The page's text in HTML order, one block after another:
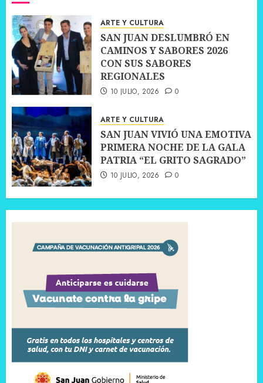
ARTE Y CULTURA
SAN JUAN DESLUMBRÓ EN
CAMINOS Y SABORES 2026
CON SUS SABORES
REGIONALES
10 JULIO, 2026 0
ARTE Y CULTURA
SAN JUAN VIVIÓ UNA EMOTIVA
PRIMERA NOCHE DE LA GALA
PATRIA “EL GRITO SAGRADO”
10 JULIO, 2026 0